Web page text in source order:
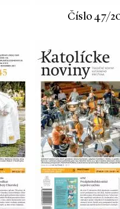
Číslo 47/